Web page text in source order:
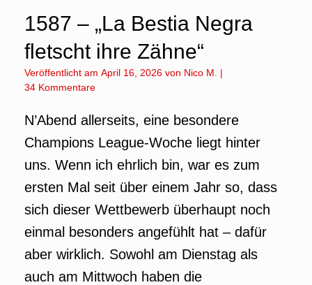
1587 – „La Bestia Negra
fletscht ihre Zähne“
Veröffentlicht am April 16, 2026 von Nico M.
|
34 Kommentare
N’Abend allerseits, eine besondere
Champions League-Woche liegt hinter
uns. Wenn ich ehrlich bin, war es zum
ersten Mal seit über einem Jahr so, dass
sich dieser Wettbewerb überhaupt noch
einmal besonders angefühlt hat – dafür
aber wirklich. Sowohl am Dienstag als
auch am Mittwoch haben die